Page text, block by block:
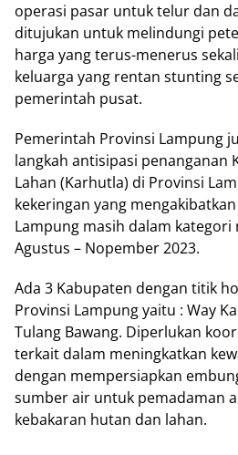
operasi pasar untuk telur dan
ditujukan untuk melindungi
harga yang terus-menerus
keluarga yang rentan stunting
pemerintah pusat.
Pemerintah Provinsi Lampung
langkah antisipasi penanganan
Lahan (Karhutla) di Provinsi
kekeringan yang
Lampung masih dalam
Agustus – Nopember 2023.
Ada 3 Kabupaten dengan titik
Provinsi Lampung yaitu : Way
Tulang Bawang. Diperlukan
terkait dalam meningkatkan
dengan mempersiapkan
sumber air untuk pemadaman
kebakaran hutan dan lahan.